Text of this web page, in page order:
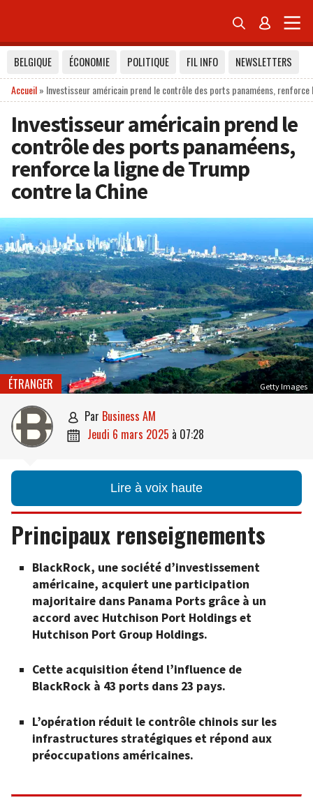
 
BELGIQUE ÉCONOMIE POLITIQUE FIL INFO
NEWSLETTERS
Accueil» Investisseur américain prend le contrôle des ports panaméens,
Investisseur américain prend le
contrôle des ports panaméens,
renforce la ligne de Trump
contre la Chine
Getty Images
ÉTRANGER
 par Business AM
 jeudi 6 mars 2025 à 07:28
Lire à voix haute
Principaux renseignements
BlackRock, une société d’investissement
américaine, acquiert une participation
majoritaire dans Panama Ports grâce à un
accord avec Hutchison Port Holdings et
Hutchison Port Group Holdings.
Cette acquisition étend l’influence de
BlackRock à 43 ports dans 23 pays.
L’opération réduit le contrôle chinois sur les
infrastructures stratégiques et répond aux
préoccupations américaines.